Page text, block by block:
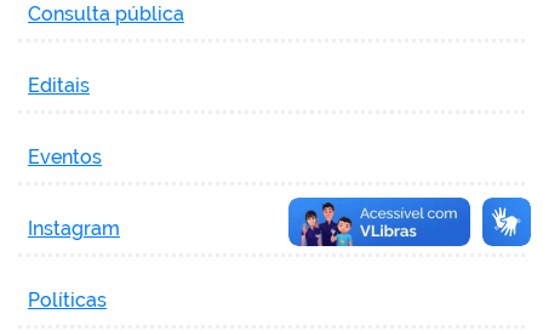
Consulta pública
Editais
Eventos
Instagram
Políticas